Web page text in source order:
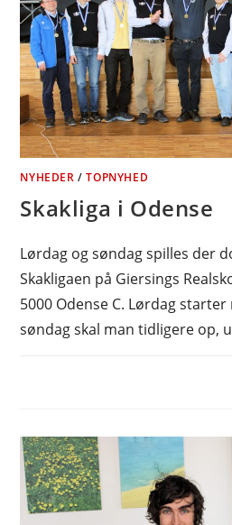
NYHEDER /TOPNYHED
Skakliga i Odense
Lørdag og søndag spilles der
Skakligaen på Giersings
5000 Odense C. Lørdag
søndag skal man tidligere op,